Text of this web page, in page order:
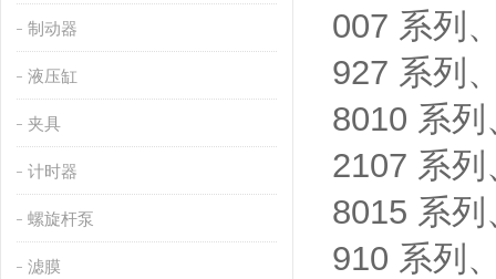
制动器
液压缸
夹具
计时器
螺旋杆泵
滤膜
007 系列
927 系列
8010 系
2107 系
8015 系
910 系列